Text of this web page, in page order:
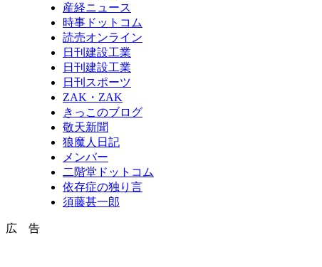
産経ニュース
時事ドットコム
読売オンライン
日刊建設工業
日刊建設工業
日刊スポーツ
ZAK・ZAK
きっこのブログ
敬天新聞
狼魔人日記
メンバー
二階堂ドットコム
依存症の独り言
須藤甚一郎
広 告